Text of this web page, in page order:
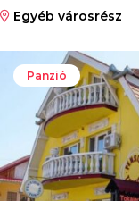
Egyéb városrész
Panzió